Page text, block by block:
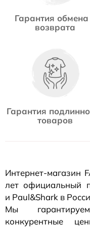
Гарантия обмена
возврата
Гарантия
товаров
Интернет-магазин
лет официальный
и Paul&Shark в
Мы
конкурентные